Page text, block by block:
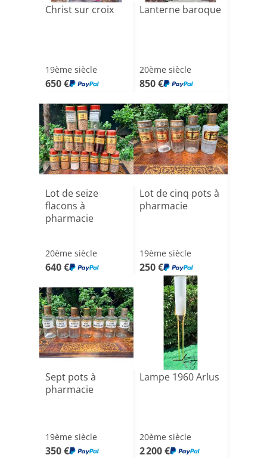
Christ sur croix
19ème siècle
650 €
Lanterne baroque
20ème siècle
850 €
Lot de seize
flacons à
pharmacie
20ème siècle
640 €
Lot de cinq pots à
pharmacie
19ème siècle
250 €
Sept pots à
pharmacie
19ème siècle
350 €
Lampe 1960 Arlus
20ème siècle
2 200 €